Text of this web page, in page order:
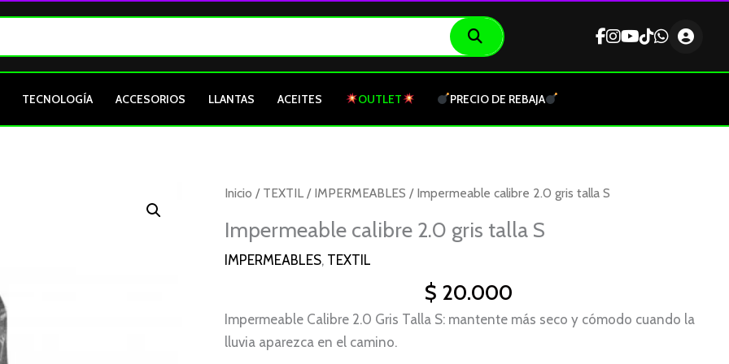
TECNOLOGÍA ACCESORIOS LLANTAS ACEITES OUTLET PRECIO DE REBAJA
Inicio / TEXTIL / IMPERMEABLES / Impermeable calibre 2.0 gris talla S
Impermeable calibre 2.0 gris talla S
IMPERMEABLES, TEXTIL
$ 20.000
Impermeable Calibre 2.0 Gris Talla S: mantente más seco y cómodo cuando la
lluvia aparezca en el camino.
Impermeable
2.0
gris
cantidad